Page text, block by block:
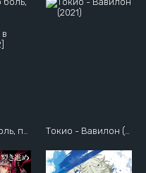
Токио - Вавилон (2021)